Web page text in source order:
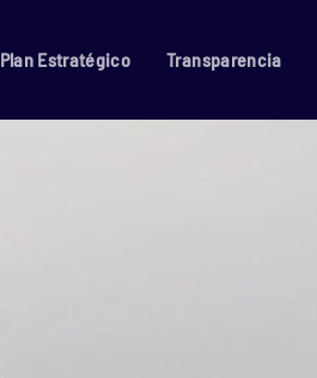
Plan Estratégico Transparencia